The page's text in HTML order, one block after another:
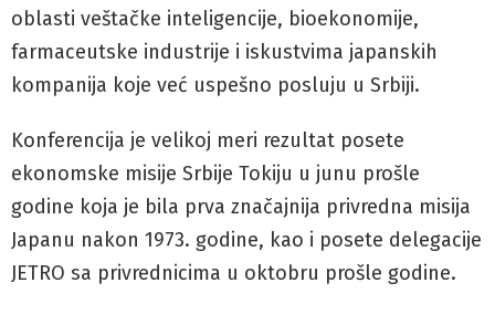
oblasti veštačke inteligencije, bioekonomije,
farmaceutske industrije i iskustvima japanskih
kompanija koje već uspešno posluju u Srbiji.
Konferencija je velikoj meri rezultat posete
ekonomske misije Srbije Tokiju u junu prošle
godine koja je bila prva značajnija privredna misija
Japanu nakon 1973. godine, kao i posete delegacije
JETRO sa privrednicima u oktobru prošle godine.